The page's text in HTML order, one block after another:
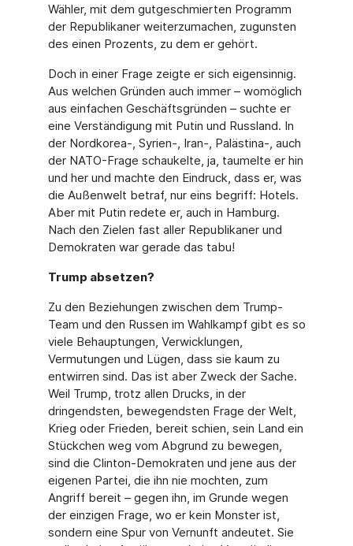
Wähler, mit dem gutgeschmierten Programm
der Republikaner weiterzumachen, zugunsten
des einen Prozents, zu dem er gehört.
Doch in einer Frage zeigte er sich eigensinnig.
Aus welchen Gründen auch immer – wo­möglich
aus einfachen Geschäftsgründen – suchte er
eine Verständigung mit Putin und Russland. In
der Nordkorea-, Syrien-, Iran-, Palästina-, auch
der NATO-Frage schaukelte, ja, taumelte er hin
und her und machte den Eindruck, dass er, was
die Außenwelt betraf, nur eins begriff: Hotels.
Aber mit Putin redete er, auch in Hamburg.
Nach den Zielen fast aller Republikaner und
Demokraten war gerade das tabu!
Trump absetzen?
Zu den Beziehungen zwischen dem Trump-
Team und den Russen im Wahlkampf gibt es so
viele Behauptungen, Verwicklungen,
Vermutungen und Lügen, dass sie kaum zu
entwirren sind. Das ist aber Zweck der Sache.
Weil Trump, trotz allen Drucks, in der
dringendsten, bewegendsten Frage der Welt,
Krieg oder Frieden, bereit schien, sein Land ein
Stückchen weg vom Abgrund zu bewegen,
sind die Clinton-Demokraten und jene aus der
eigenen Par­tei, die ihn nie mochten, zum
Angriff bereit – gegen ihn, im Grunde wegen
der einzigen Fra­ge, wo er kein Monster ist,
sondern eine Spur von Vernunft andeutet. Sie